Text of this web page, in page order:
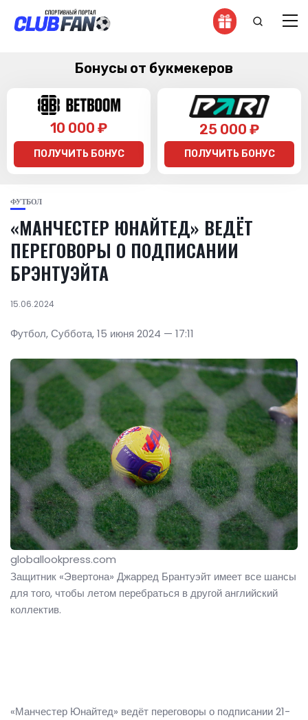
Бонусы от букмекеров
10 000 ₽
ПОЛУЧИТЬ БОНУС
25 000 ₽
ПОЛУЧИТЬ БОНУС
ФУТБОЛ
«МАНЧЕСТЕР ЮНАЙТЕД» ВЕДЁТ
ПЕРЕГОВОРЫ О ПОДПИСАНИИ
БРЭНТУЭЙТА
15.06.2024
Футбол, Суббота, 15 июня 2024 — 17:11
globallookpress.com
Защитник «Эвертона» Джарред Брантуэйт имеет все шансы
для того, чтобы летом перебраться в другой английский
коллектив.
«Манчестер Юнайтед» ведёт переговоры о подписании 21-